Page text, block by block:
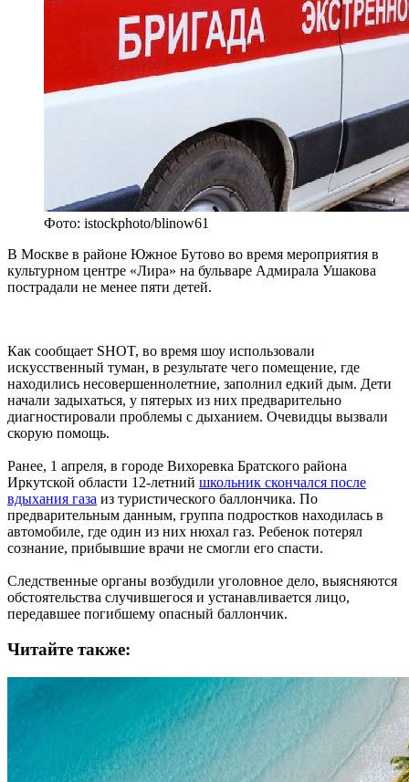
Фото: istockphoto/blinow61
В Москве в районе Южное Бутово во время мероприятия в
культурном центре «Лира» на бульваре Адмирала Ушакова
пострадали не менее пяти детей.
Как сообщает SHOT, во время шоу использовали
искусственный туман, в результате чего помещение, где
находились несовершеннолетние, заполнил едкий дым. Дети
начали задыхаться, у пятерых из них предварительно
диагностировали проблемы с дыханием. Очевидцы вызвали
скорую помощь.
Ранее, 1 апреля, в городе Вихоревка Братского района
Иркутской области 12-летний школьник скончался после
вдыхания газа из туристического баллончика. По
предварительным данным, группа подростков находилась в
автомобиле, где один из них нюхал газ. Ребенок потерял
сознание, прибывшие врачи не смогли его спасти.
Следственные органы возбудили уголовное дело, выясняются
обстоятельства случившегося и устанавливается лицо,
передавшее погибшему опасный баллончик.
Читайте также: